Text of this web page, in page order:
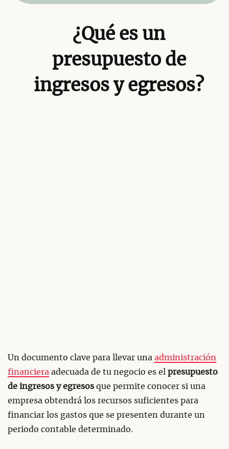
¿Qué es un
presupuesto de
ingresos y egresos?
Un documento clave para llevar una administración
financiera adecuada de tu negocio es el presupuesto
de ingresos y egresos que permite conocer si una
empresa obtendrá los recursos suficientes para
financiar los gastos que se presenten durante un
periodo contable determinado.